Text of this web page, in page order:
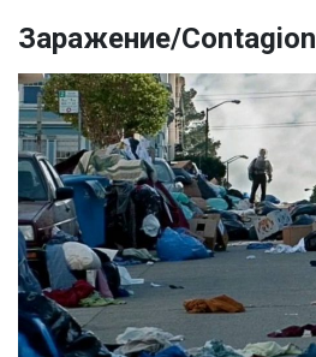
Заражение/Contagion